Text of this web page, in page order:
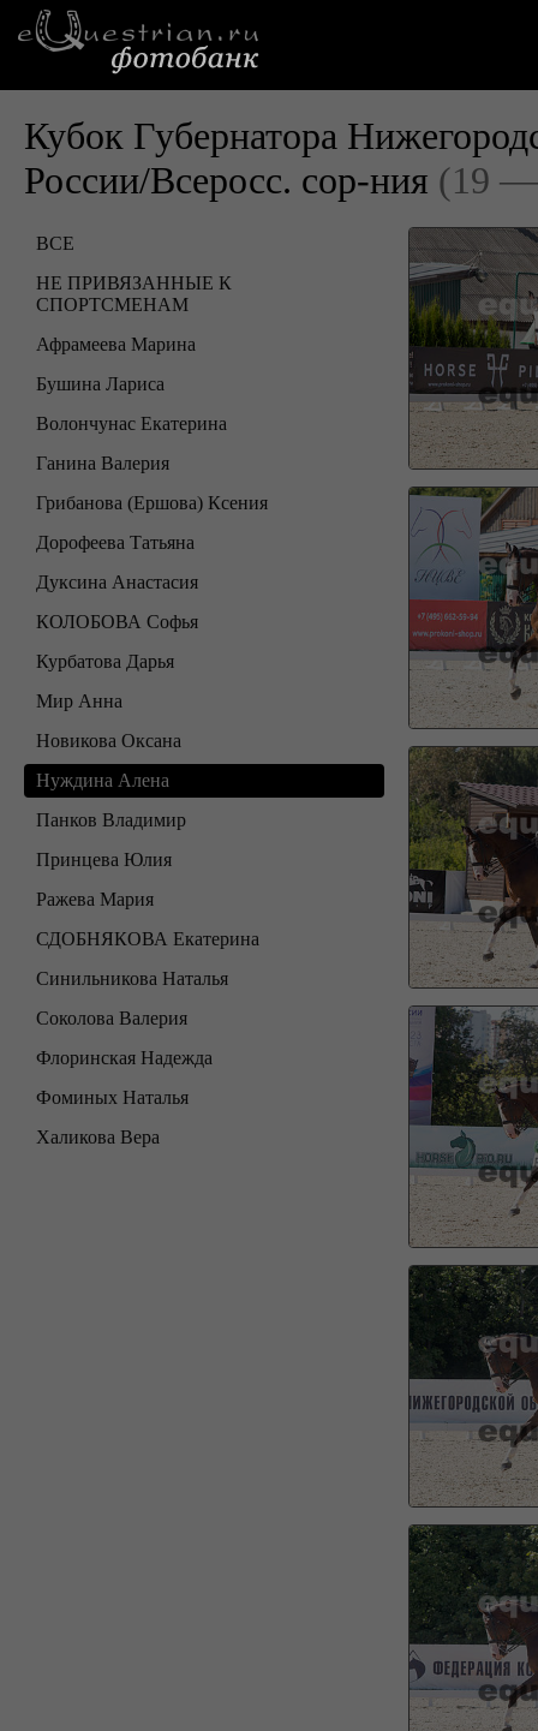
Кубок Губернатора
России/Всеросс. сор-ния (19 —
ВСЕ
НЕ ПРИВЯЗАННЫЕ К
СПОРТСМЕНАМ
Афрамеева Марина
Бушина Лариса
Волончунас Екатерина
Ганина Валерия
Грибанова (Ершова) Ксения
Дорофеева Татьяна
Дуксина Анастасия
КОЛОБОВА Софья
Курбатова Дарья
Мир Анна
Новикова Оксана
Нуждина Алена
Панков Владимир
Принцева Юлия
Ражева Мария
СДОБНЯКОВА Екатерина
Синильникова Наталья
Соколова Валерия
Флоринская Надежда
Фоминых Наталья
Халикова Вера